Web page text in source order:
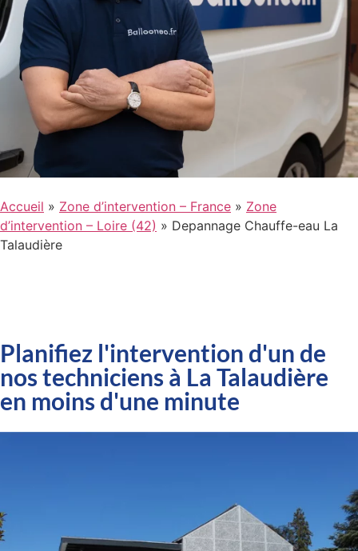
Accueil » Zone d’intervention – France » Zone
d’intervention – Loire (42) » Depannage Chauffe-eau La
Talaudière
Planifiez l'intervention d'un de
nos techniciens à La Talaudière
en moins d'une minute